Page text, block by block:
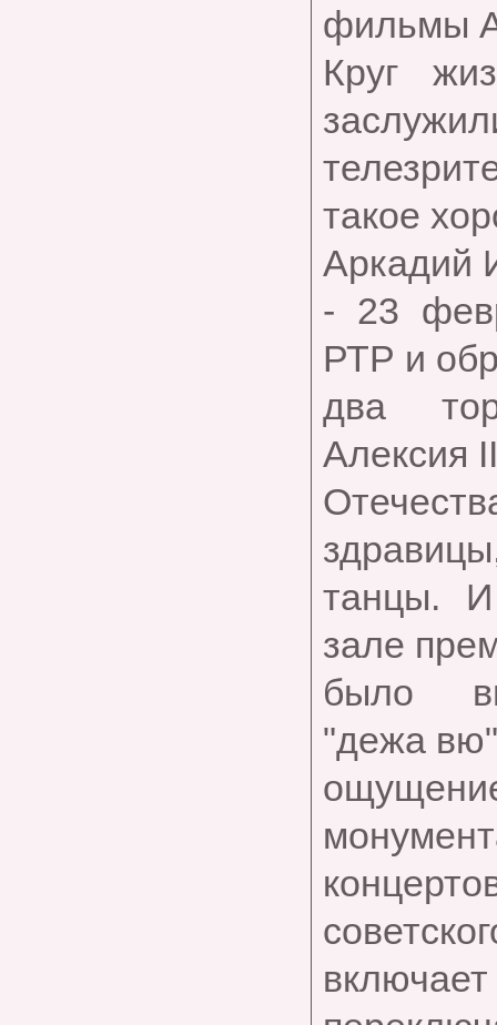
фильмы
Круг
такое
Аркадий
- 23
РТР и
два
Алексия
танцы.
зале
было
"дежа